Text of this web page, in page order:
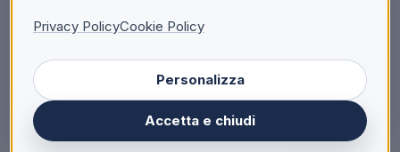
Privacy PolicyCookie Policy
Personalizza
Accetta e chiudi
Apple iPhone Air 1TB Nero Siderale, 16,5 cm (6.5"),
2736 x 1260 Pixel, 1 TB, 48 MP, iOS 26, Nero
Nuovo iPhone Air.
iPhone Air. L’iPhone più sottile di sempre. Display da
6,5", robusto Ceramic Shield davanti e dietro, chip A19